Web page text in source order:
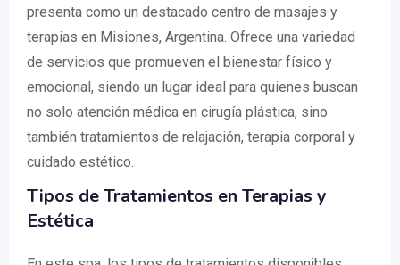
presenta como un destacado centro de masajes y
terapias en Misiones, Argentina. Ofrece una variedad
de servicios que promueven el bienestar físico y
emocional, siendo un lugar ideal para quienes buscan
no solo atención médica en cirugía plástica, sino
también tratamientos de relajación, terapia corporal y
cuidado estético.
Tipos de Tratamientos en Terapias y
Estética